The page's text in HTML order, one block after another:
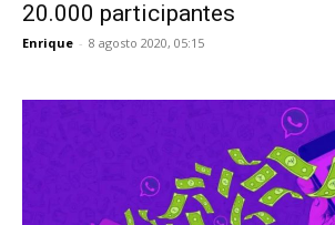
20.000 participantes
Enrique - 8 agosto 2020, 05:15